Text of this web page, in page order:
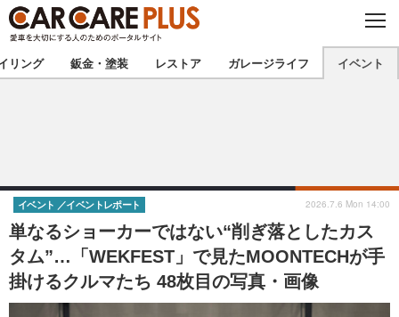
C
O
S
E
★カーケアプラス認定★ 厳選プロショップを地域から探す
甲信越 北陸
東海 関西
中国 四国
リング 鈑金・塗装 レストア ガレージライフ イベント
単なるショーカーではない“削ぎ落としたカス
タム”…「WEKFEST」で見たMOONTECHが手
掛けるクルマたち 48枚目の写真・画像
イベント イベントレポート 2026.7.6 Mon 14:00